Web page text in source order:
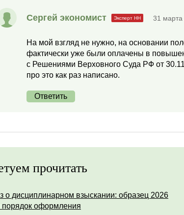
Сергей экономист 31
На мой взгляд не нужно, на основании
фактически уже были оплачены в
с Решениями Верховного Суда РФ от
про это как раз написано.
Ответить
прочитать
о дисциплинарном взыскании: образец 2026
порядок оформления